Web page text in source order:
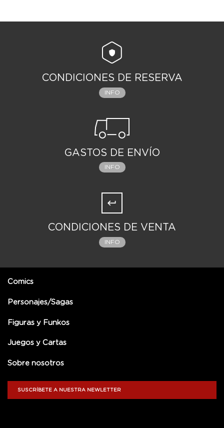
CONDICIONES DE RESERVA
INFO
GASTOS DE ENVÍO
INFO
CONDICIONES DE VENTA
INFO
Comics
Personajes/Sagas
Figuras y Funkos
Juegos y Cartas
Sobre nosotros
SUSCRÍBETE A NUESTRA NEWLETTER